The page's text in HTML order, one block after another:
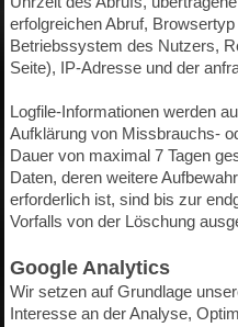
erfolgreichen Abruf,
Betriebssystem des Nutzers,
Seite), IP-Adresse und der
Logfile-Informationen werden
Aufklärung von Missbrauchs-
Dauer von maximal 7 Tagen
Daten, deren weitere
erforderlich ist, sind bis zur
Vorfalls von der Löschung
Google Analytics
Wir setzen auf Grundlage
Interesse an der Analyse,